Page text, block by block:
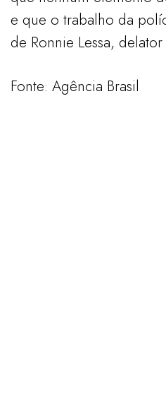
e que o trabalho da
de Ronnie Lessa,
Fonte: Agência Brasil